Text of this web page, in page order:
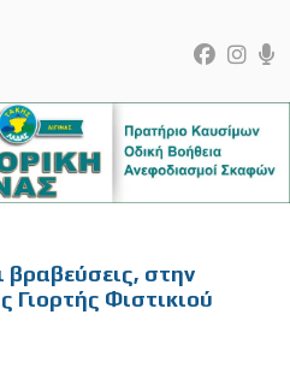
βραβεύσεις, στην
Γιορτής Φιστικιού